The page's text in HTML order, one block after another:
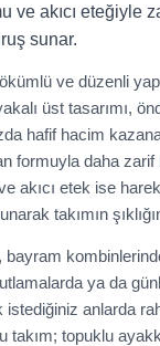
ve akıcı eteğiyle
sunar.
ve düzenli
üst tasarımı,
hafif hacim
formuyla daha
akıcı etek ise
takımın
bayram
ya da
anlarda
takım; topuklu